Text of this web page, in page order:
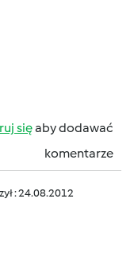
sięaby dodawać
komentarze
: 24.08.2012